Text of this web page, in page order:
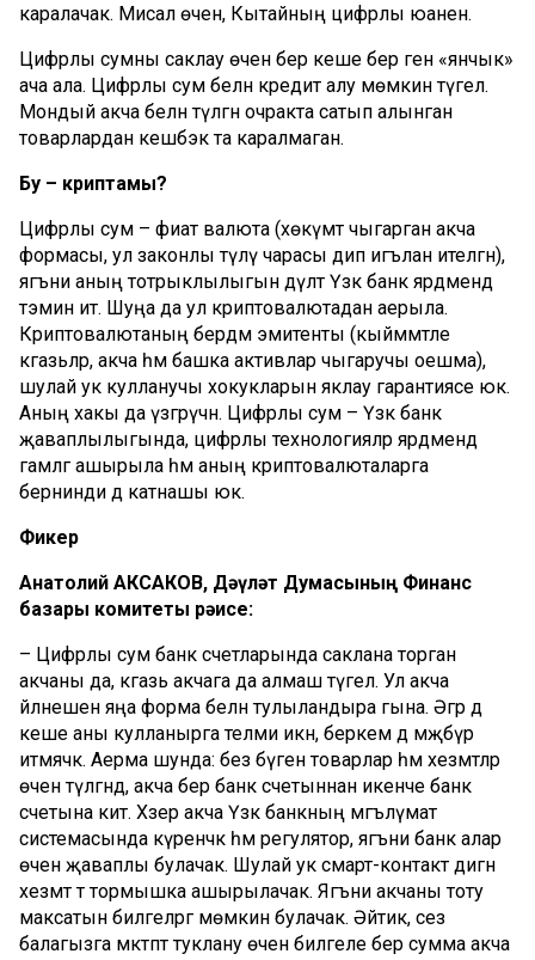
каралачак. Мисал өчен, Кытайның цифрлы юаненә.
Цифрлы сумны саклау өчен бер кеше бер генә «янчык»
ача ала. Цифрлы сум белән кредит алу мөмкин түгел.
Мондый акча белән түләгән очракта сатып алынган
товарлардан кешбэк та каралмаган.
Бу – криптамы?
Цифрлы сум – фиат валюта (хөкүмәт чыгарган акча
формасы, ул законлы түләү чарасы дип игълан ителгән),
ягъни аның тотрыклылыгын дәүләт Үзәк банк ярдәмендә
тәэмин итә. Шуңа да ул криптовалютадан аерыла.
Криптовалютаның бердәм эмитенты (кыйммәтле
кәгазьләр, акча һәм башка активлар чыгаручы оешма),
шулай ук кулланучы хокукларын яклау гарантиясе юк.
Аның хакы да үзгәрүчән. Цифрлы сум – Үзәк банк
җаваплылыгында, цифрлы технологияләр ярдәмендә
гамәлгә ашырыла һәм аның криптовалюталарга
бернинди дә катнашы юк.
Фикер
Анатолий АКСАКОВ, Дәүләт Думасының Финанс
базары комитеты рәисе:
– Цифрлы сум банк счетларында саклана торган
акчаны да, кәгазь акчага да алмаш түгел. Ул акча
әйләнешен яңа форма белән тулыландыра гына. Әгәр дә
кеше аны кулланырга теләми икән, беркем дә мәҗбүр
итмәячәк. Аерма шунда: без бүген товарлар һәм хезмәтләр
өчен түләгәндә, акча бер банк счетыннан икенче банк
счетына китә. Хәзер акча Үзәк банкның мәгълүмат
системасында күренәчәк һәм регулятор, ягъни банк алар
өчен җаваплы булачак. Шулай ук смарт-контакт дигән
хезмәт тә тормышка ашырылачак. Ягъни акчаны тоту
максатын билгеләргә мөмкин булачак. Әйтик, сез
балагызга мәктәптә туклану өчен билгеле бер сумма акча